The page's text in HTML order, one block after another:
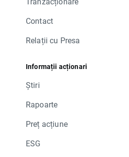
Contact
Relații cu Presa
Informații acționari
Știri
Rapoarte
Preț acțiune
ESG